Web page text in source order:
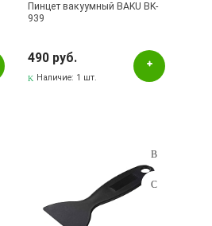
Пинцет вакуумный BAKU BK-
939
490 руб.
Наличие: 1 шт.